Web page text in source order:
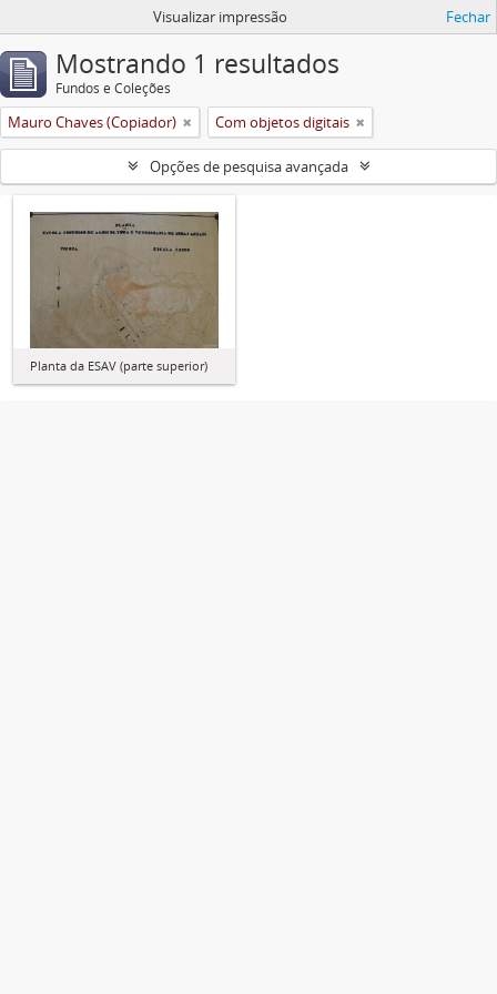
Visualizar impressão Fechar
Mostrando 1 resultados
Fundos e Coleções
Mauro Chaves (Copiador) Com objetos digitais
Opções de pesquisa avançada
Planta da ESAV (parte superior)